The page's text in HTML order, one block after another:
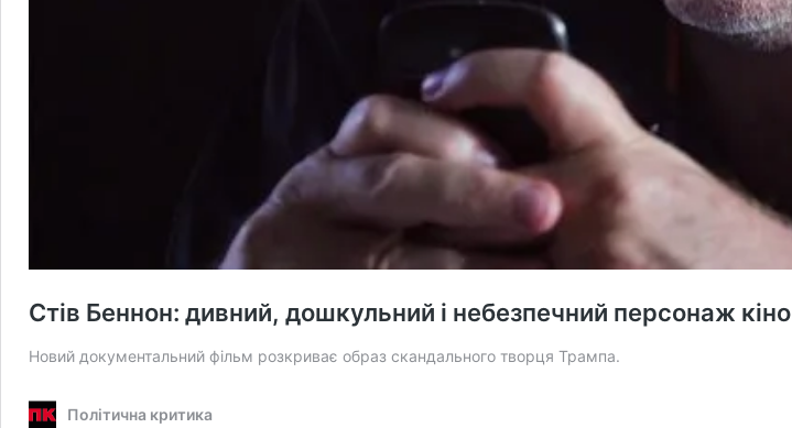
Стів Беннон: дивний, дошкульний і небезпечний персонаж кіно
Новий документальний фільм розкриває образ скандального творця Трампа.
Політична критика